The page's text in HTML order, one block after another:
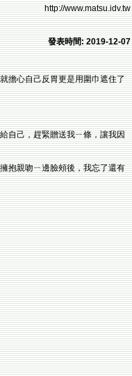
http://www.matsu.idv.tw
發表時間: 2019-12-07
擔心自己反胃更是用圍巾遮住了
自己，趕緊贈送我ㄧ條，讓我因
抱親吻ㄧ邊臉頰後，我忘了還有